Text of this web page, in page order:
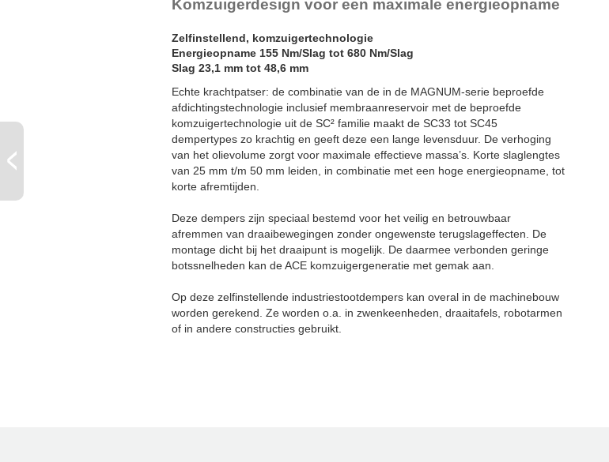
Komzuigerdesign voor een maximale energieopname
Zelfinstellend, komzuigertechnologie
Energieopname 155 Nm/Slag tot 680 Nm/Slag
Slag 23,1 mm tot 48,6 mm
Echte krachtpatser: de combinatie van de in de MAGNUM-serie beproefde
afdichtingstechnologie inclusief membraanreservoir met de beproefde
komzuigertechnologie uit de SC² familie maakt de SC33 tot SC45
dempertypes zo krachtig en geeft deze een lange levensduur. De verhoging
van het olievolume zorgt voor maximale effectieve massa’s. Korte slaglengtes
van 25 mm t/m 50 mm leiden, in combinatie met een hoge energieopname, tot
korte afremtijden.
Deze dempers zijn speciaal bestemd voor het veilig en betrouwbaar
afremmen van draaibewegingen zonder ongewenste terugslageffecten. De
montage dicht bij het draaipunt is mogelijk. De daarmee verbonden geringe
botssnelheden kan de ACE komzuigergeneratie met gemak aan.
Op deze zelfinstellende industriestootdempers kan overal in de machinebouw
worden gerekend. Ze worden o.a. in zwenkeenheden, draaitafels, robotarmen
of in andere constructies gebruikt.